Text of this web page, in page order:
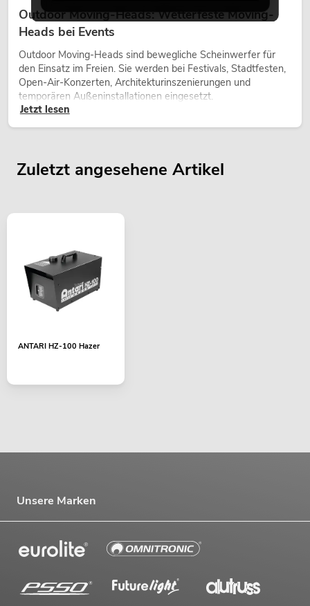
Outdoor Moving-Heads: Wetterfeste Moving-
Heads bei Events
Outdoor Moving-Heads sind bewegliche Scheinwerfer für
den Einsatz im Freien. Sie werden bei Festivals, Stadtfesten,
Open-Air-Konzerten, Architekturinszenierungen und
temporären Außeninstallationen eingesetzt.
Jetzt lesen
Zuletzt angesehene Artikel
ANTARI HZ-100 Hazer
Unsere Marken